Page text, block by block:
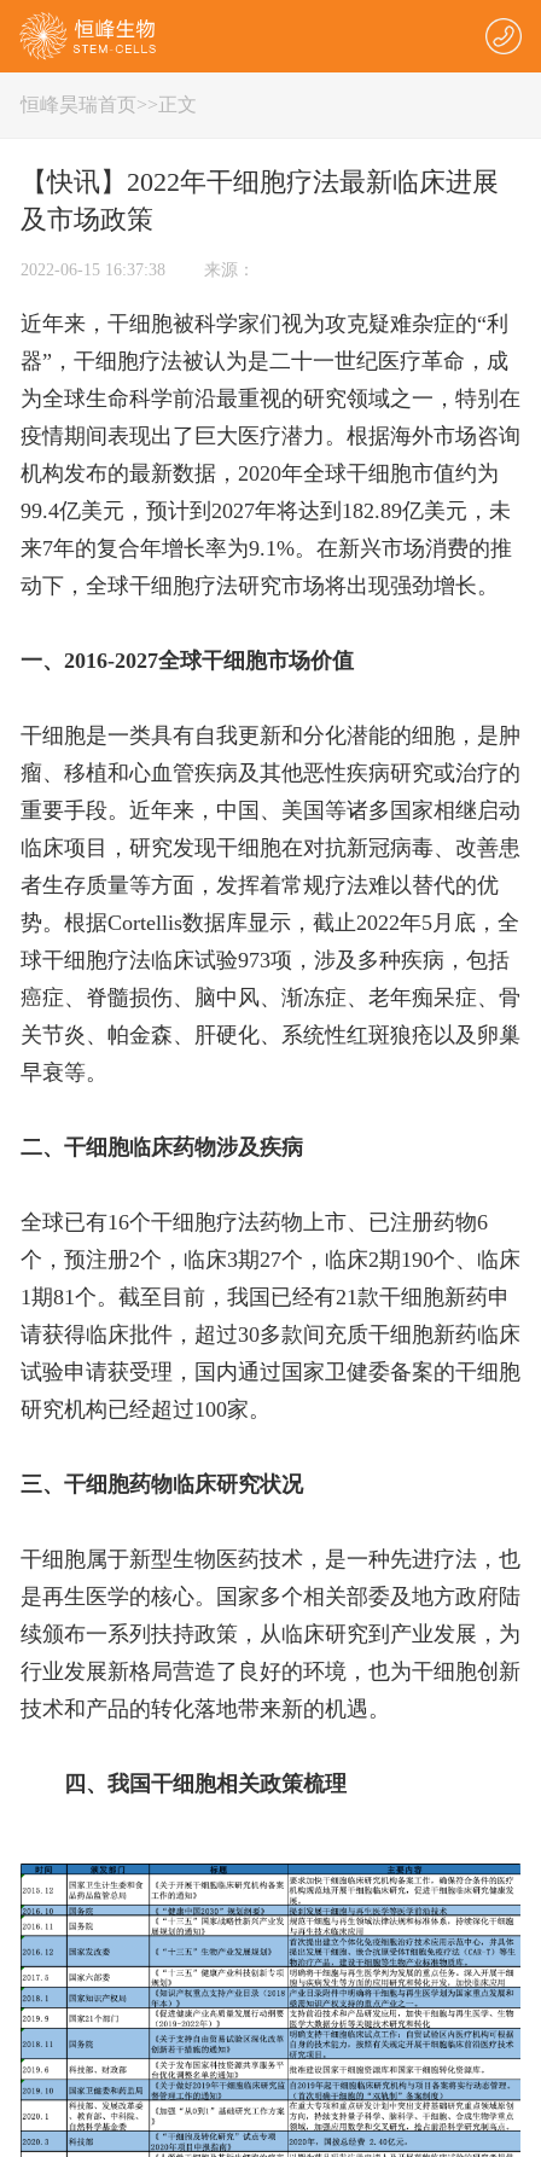
恒峰昊瑞首页>>正文
【快讯】2022年干细胞疗法最新临床进展
及市场政策
2022-06-15 16:37:38 来源：
近年来，干细胞被科学家们视为攻克疑难杂症的“利
器”，干细胞疗法被认为是二十一世纪医疗革命，成
为全球生命科学前沿最重视的研究领域之一，特别在
疫情期间表现出了巨大医疗潜力。根据海外市场咨询
机构发布的最新数据，2020年全球干细胞市值约为
99.4亿美元，预计到2027年将达到182.89亿美元，未
来7年的复合年增长率为9.1%。在新兴市场消费的推
动下，全球干细胞疗法研究市场将出现强劲增长。
一、2016-2027全球干细胞市场价值
干细胞是一类具有自我更新和分化潜能的细胞，是肿
瘤、移植和心血管疾病及其他恶性疾病研究或治疗的
重要手段。近年来，中国、美国等诸多国家相继启动
临床项目，研究发现干细胞在对抗新冠病毒、改善患
者生存质量等方面，发挥着常规疗法难以替代的优
势。根据Cortellis数据库显示，截止2022年5月底，全
球干细胞疗法临床试验973项，涉及多种疾病，包括
癌症、脊髓损伤、脑中风、渐冻症、老年痴呆症、骨
关节炎、帕金森、肝硬化、系统性红斑狼疮以及卵巢
早衰等。
二、干细胞临床药物涉及疾病
全球已有16个干细胞疗法药物上市、已注册药物6
个，预注册2个，临床3期27个，临床2期190个、临床
1期81个。截至目前，我国已经有21款干细胞新药申
请获得临床批件，超过30多款间充质干细胞新药临床
试验申请获受理，国内通过国家卫健委备案的干细胞
研究机构已经超过100家。
三、干细胞药物临床研究状况
干细胞属于新型生物医药技术，是一种先进疗法，也
是再生医学的核心。国家多个相关部委及地方政府陆
续颁布一系列扶持政策，从临床研究到产业发展，为
行业发展新格局营造了良好的环境，也为干细胞创新
技术和产品的转化落地带来新的机遇。
四、我国干细胞相关政策梳理